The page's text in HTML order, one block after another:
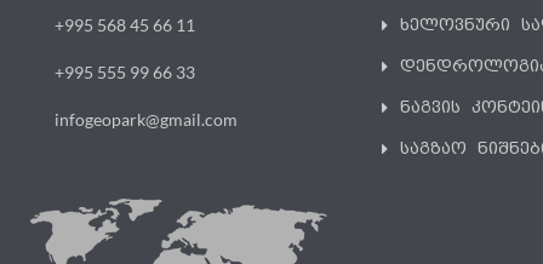
+995 568 45 66 11
+995 555 99 66 33
infogeopark@gmail.com
ხელოვნური
ნაგვის
საგზაო